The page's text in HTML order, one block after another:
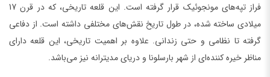
فراز تپه‌های مونجوئیک قرار گرفته است. این قلعه تاریخی، که در قرن 17
میلادی ساخته شده، در طول تاریخ نقش‌های مختلفی داشته است. از دفاعی
گرفته تا نظامی و حتی زندانی. علاوه بر اهمیت تاریخی، این قلعه دارای
مناظر خیره کننده‌ای از شهر بارسلونا و دریای مدیترانه نیز می‌باشد.